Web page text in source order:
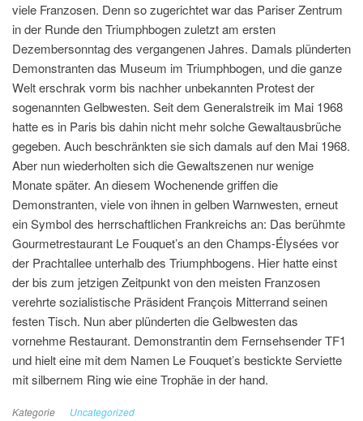
viele Franzosen. Denn so zugerichtet war das Pariser Zentrum
in der Runde den Triumphbogen zuletzt am ersten
Dezembersonntag des vergangenen Jahres. Damals plünderten
Demonstranten das Museum im Triumphbogen, und die ganze
Welt erschrak vorm bis nachher unbekannten Protest der
sogenannten Gelbwesten. Seit dem Generalstreik im Mai 1968
hatte es in Paris bis dahin nicht mehr solche Gewaltausbrüche
gegeben. Auch beschränkten sie sich damals auf den Mai 1968.
Aber nun wiederholten sich die Gewaltszenen nur wenige
Monate später. An diesem Wochenende griffen die
Demonstranten, viele von ihnen in gelben Warnwesten, erneut
ein Symbol des herrschaftlichen Frankreichs an: Das berühmte
Gourmetrestaurant Le Fouquet’s an den Champs-Élysées vor
der Prachtallee unterhalb des Triumphbogens. Hier hatte einst
der bis zum jetzigen Zeitpunkt von den meisten Franzosen
verehrte sozialistische Präsident François Mitterrand seinen
festen Tisch. Nun aber plünderten die Gelbwesten das
vornehme Restaurant. Demonstrantin dem Fernsehsender TF1
und hielt eine mit dem Namen Le Fouquet’s bestickte Serviette
mit silbernem Ring wie eine Trophäe in der hand.
Kategorie Uncategorized